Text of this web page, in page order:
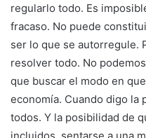
regularlo todo. Es
fracaso. No puede
ser lo que se autorregule.
resolver todo. No
que buscar el modo en
economía. Cuando digo la
todos. Y la posibilidad de
incluidos, sentarse a una